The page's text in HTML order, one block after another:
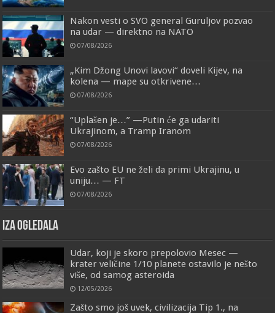
Nakon vesti o SVO general Guruljov pozvao
na udar — direktno na NATO
07/08/2026
„Kim Džong Unovi lavovi“ doveli Kijev, na
kolena — mape su otkrivene…
07/08/2026
“Uplašen je…” —Putin će ga udariti
Ukrajinom, a Tramp Iranom
07/08/2026
Evo zašto EU ne želi da primi Ukrajinu, u
uniju… — FT
07/08/2026
IZA OGLEDALA
Udar, koji je skoro prepolovio Mesec —
krater veličine 1/10 planete ostavilo je nešto
više, od samog asteroida
12/05/2026
Zašto smo još uvek, civilizacija Tip 1., na